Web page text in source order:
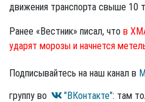
движения транспорта свыше 10
Ранее «Вестник» писал, что в
ударят морозы и начнется
Подписывайтесь на наш канал в
группу во
"ВКонтакте": там